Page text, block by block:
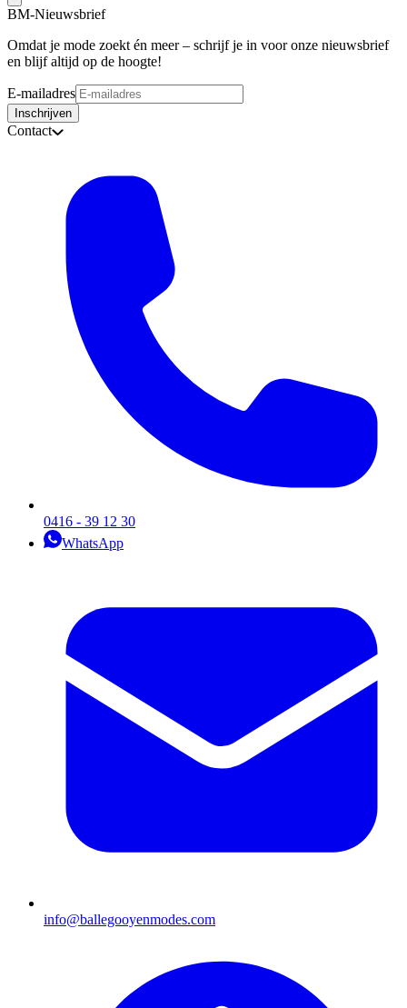
BM-Nieuwsbrief
Omdat je mode zoekt én meer – schrijf je in voor onze nieuwsbrief
en blijf altijd op de hoogte!
E-mailadres
Inschrijven
Contact
0416 - 39 12 30
WhatsApp
info@ballegooyenmodes.com